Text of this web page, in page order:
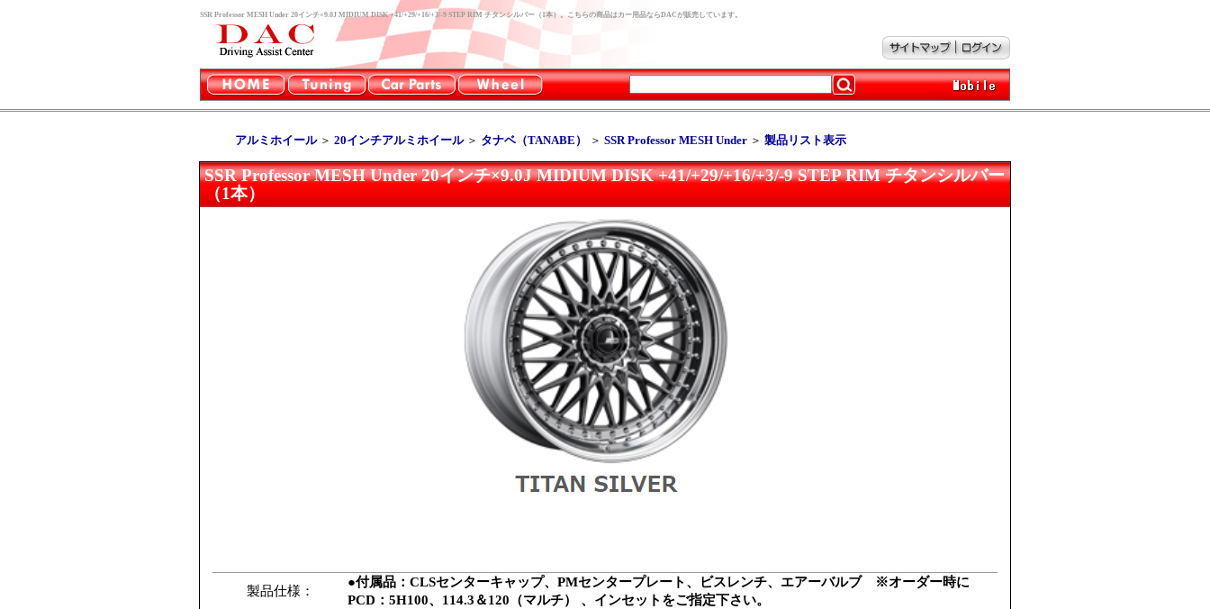
SSR Professor MESH Under 20インチ×9.0J MIDIUM DISK +41/+29/+16/+3/-9 STEP RIM チタンシルバー（1本）。こちらの商品はカー用品ならDACが販売しています。
アルミホイール＞ 20インチアルミホイール＞ タナベ（TANABE） ＞ SSR Professor MESH Under ＞ 製品リスト表示
SSR Professor MESH Under 20インチ×9.0J MIDIUM DISK +41/+29/+16/+3/-9 STEP RIM チタンシルバー
（1本）
製品仕様：
●付属品：CLSセンターキャップ、PMセンタープレート、ビスレンチ、エアーバルブ ※オーダー時に
PCD：5H100、114.3＆120（マルチ） 、インセットをご指定下さい。